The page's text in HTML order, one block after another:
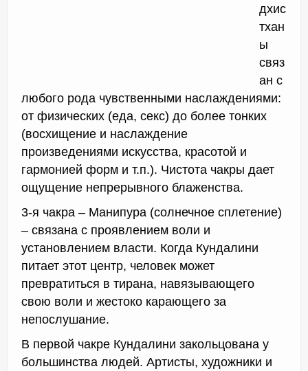
дхис
тхан
ы
связ
ан с
любого рода чувственными наслаждениями:
от физических (еда, секс) до более тонких
(восхищение и наслаждение
произведениями искусства, красотой и
гармонией форм и т.п.). Чистота чакры дает
ощущение непрерывного блаженства.
3-я чакра – Манипура (солнечное сплетение)
– связана с проявлением воли и
установлением власти. Когда Кундалини
питает этот центр, человек может
превратиться в тирана, навязывающего
свою воли и жестоко карающего за
непослушание.
В первой чакре Кундалини закольцована у
большинства людей. Артисты, художники и